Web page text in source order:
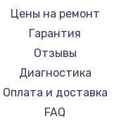
Ремонт ноутбуков iru
ноутбуков Machenike
ноутбуков DEXP
ноутбуков Teclast
ноутбуков CHUWI
ноутбуков Colorful
Gigabyte
Aorus
Maibenben
Getac
Epson
Philips
Цены на ремонт
Гарантия
Отзывы
Диагностика
Оплата и доставка
FAQ